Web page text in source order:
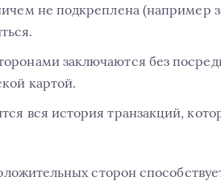
не подкреплена (например
заключаются без
картой.
вся история транзакций,
сторон